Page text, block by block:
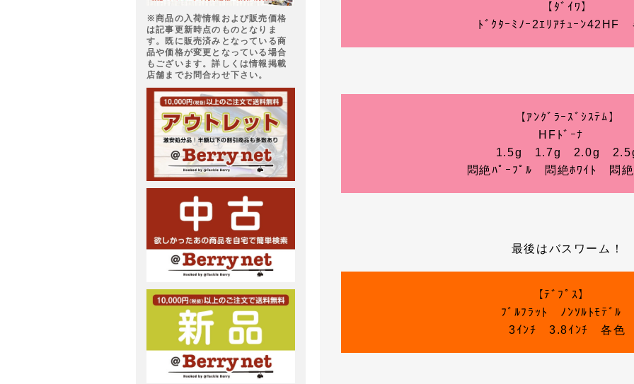
【ﾀﾞｲﾜ】
ﾄﾞｸﾀｰﾐﾉｰ2ｴﾘｱﾁｭｰﾝ42HF
【ｱﾝｸﾞﾗｰｽﾞｼｽﾃﾑ】
HFﾄﾞｰﾅ
1.5g 1.7g 2.0g
悶絶ﾊﾟｰﾌﾟﾙ 悶絶ﾎﾜｲﾄ 悶絶
最後はバスワーム！
【ﾃﾞﾌﾟｽ】
ﾌﾞﾙﾌﾗｯﾄ ﾉﾝｿﾙﾄﾓﾃﾞﾙ
3ｲﾝﾁ 3.8ｲﾝﾁ 各色
※商品の入荷情報および販売価格
は記事更新時点のものとなりま
す。既に販売済みとなっている商
品や価格が変更となっている場合
もございます。詳しくは情報掲載
店舗までお問合わせ下さい。